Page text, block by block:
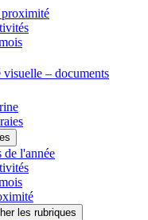
visuelle – documents
de l'année